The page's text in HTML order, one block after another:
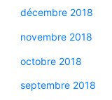
décembre 2018
novembre 2018
octobre 2018
septembre 2018